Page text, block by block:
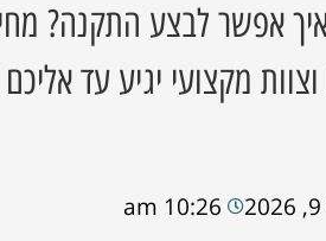
אפשר לבצע התקנה?
וצוות מקצועי יגיע עד
10:26 am